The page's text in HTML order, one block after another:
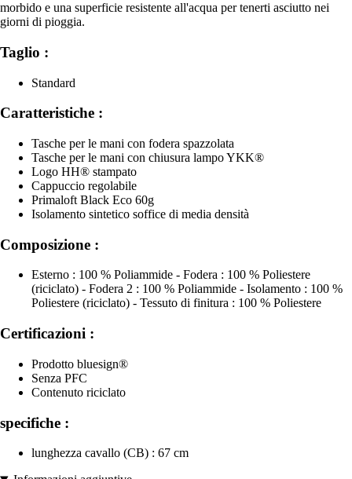
morbido e una superficie resistente all'acqua per tenerti asciutto nei
giorni di pioggia.
Taglio :
Standard
Caratteristiche :
Tasche per le mani con fodera spazzolata
Tasche per le mani con chiusura lampo YKK®
Logo HH® stampato
Cappuccio regolabile
Primaloft Black Eco 60g
Isolamento sintetico soffice di media densità
Composizione :
Esterno : 100 % Poliammide - Fodera : 100 % Poliestere
(riciclato) - Fodera 2 : 100 % Poliammide - Isolamento : 100 %
Poliestere (riciclato) - Tessuto di finitura : 100 % Poliestere
Certificazioni :
Prodotto bluesign®
Senza PFC
Contenuto riciclato
specifiche :
lunghezza cavallo (CB) : 67 cm